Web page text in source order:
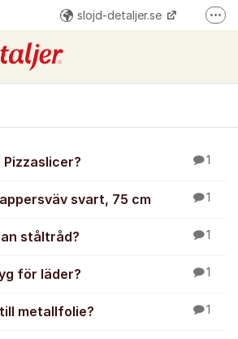
slojd-detaljer.se
1
svart, 75 cm 1
ståltråd? 1
för läder? 1
metallfolie? 1